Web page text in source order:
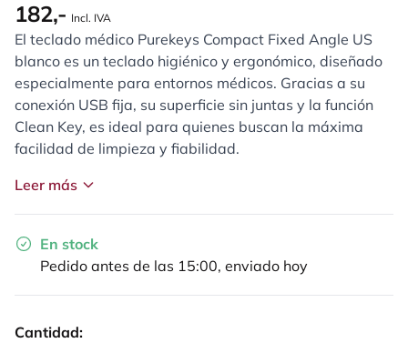
182,- Incl. IVA
El teclado médico Purekeys Compact Fixed Angle US
blanco es un teclado higiénico y ergonómico, diseñado
especialmente para entornos médicos. Gracias a su
conexión USB fija, su superficie sin juntas y la función
Clean Key, es ideal para quienes buscan la máxima
facilidad de limpieza y fiabilidad.
Leer más
En stock
Pedido antes de las 15:00, enviado hoy
Cantidad: